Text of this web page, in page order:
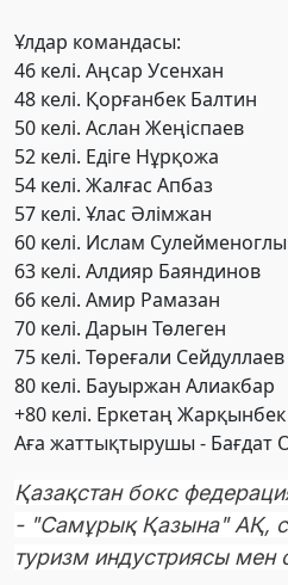
Ұлдар командасы:
46 келі. Аңсар Усенхан
48 келі. Қорғанбек Балтин
50 келі. Аслан Жеңіспаев
52 келі. Едіге Нұрқожа
54 келі. Жалғас Апбаз
57 келі. Ұлас Әлімжан
60 келі. Ислам Сулейменоглы
63 келі. Алдияр Баяндинов
66 келі. Амир Рамазан
70 келі. Дарын Төлеген
75 келі. Төреғали Сейдуллаев
80 келі. Бауыржан Алиакбар
+80 келі. Еркетаң Жарқынбек
Аға жаттықтырушы - Бағдат
Қазақстан бокс
- "Самұрық Қазына" АҚ,
туризм индустриясы мен